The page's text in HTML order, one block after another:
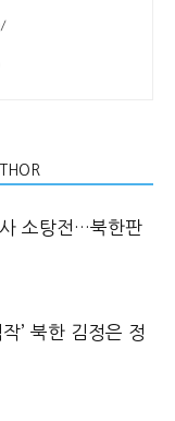
소탕전…북한판
’ 북한 김정은 정